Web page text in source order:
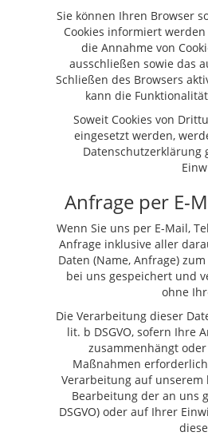
Sie können Ihren Browser
Cookies informiert
die Annahme von
ausschließen sowie das
Schließen des Browsers
kann die
Soweit Cookies von
eingesetzt werden,
Anfrage per E-
Wenn Sie uns per E-Mail,
Anfrage inklusive aller
Daten (Name, Anfrage)
bei uns gespeichert und
ohne
Die Verarbeitung dieser
lit. b DSGVO, sofern Ihre
zusammenhängt
Maßnahmen
Verarbeitung auf
Bearbeitung der an uns
DSGVO) oder auf Ihrer